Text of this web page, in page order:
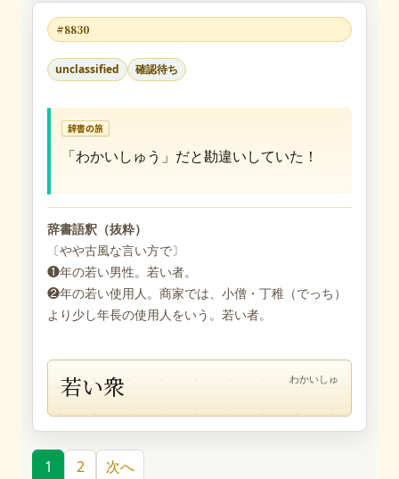
#8830
unclassified 確認待ち
辞書の旅
「わかいしゅう」だと勘違いしていた！
辞書語釈（抜粋）
〔やや古風な言い方で〕
❶年の若い男性。若い者。
❷年の若い使用人。商家では、小僧・丁稚（でっち）
より少し年長の使用人をいう。若い者。
若い衆 わかいしゅ
1 2 次へ